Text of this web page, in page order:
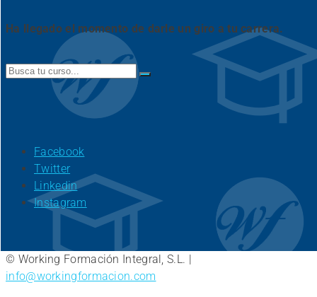
Ha llegado el momento de darle un giro a tu carrera.
Search
Facebook
Twitter
Linkedin
Instagram
© Working Formación Integral, S.L. |
info@workingformacion.com